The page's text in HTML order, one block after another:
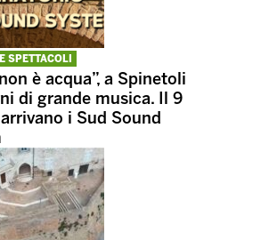
SPETTACOLI
è acqua”, a Spinetoli
di grande musica. Il 9
i Sud Sound